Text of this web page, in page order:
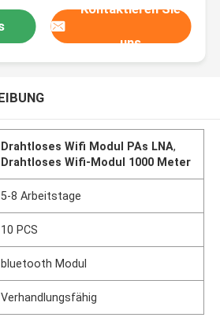
Kontaktieren Sie
uns
Drahtloses Wifi Modul PAs LNA,
Drahtloses Wifi-Modul 1000 Meter
5-8 Arbeitstage
10 PCS
bluetooth Modul
Verhandlungsfähig